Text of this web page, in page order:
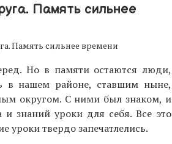
Память сильнее
Память сильнее времени
Но в памяти остаются люди,
в нашем районе, ставшим ныне,
округом. С ними был знаком, и
и знаний уроки для себя. Все это
уроки твердо запечатлелись.